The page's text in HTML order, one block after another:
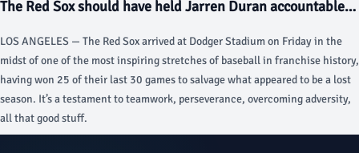
The Red Sox should have held Jarren Duran accountable
LOS ANGELES — The Red Sox arrived at Dodger Stadium on Friday in the
midst of one of the most inspiring stretches of baseball in franchise history,
having won 25 of their last 30 games to salvage what appeared to be a lost
season. It’s a testament to teamwork, perseverance, overcoming adversity,
all that good stuff.